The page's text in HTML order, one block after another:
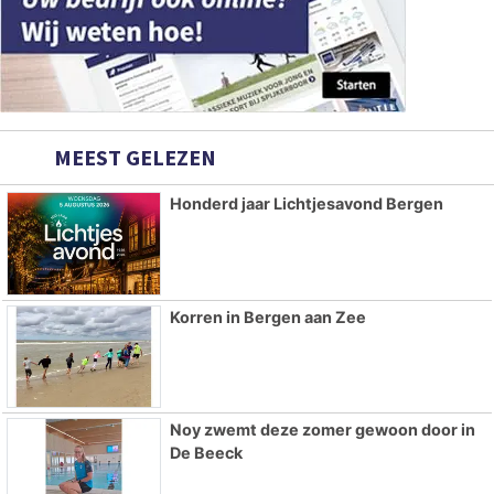
MEEST GELEZEN
Honderd jaar Lichtjesavond Bergen
Korren in Bergen aan Zee
Noy zwemt deze zomer gewoon door in
De Beeck